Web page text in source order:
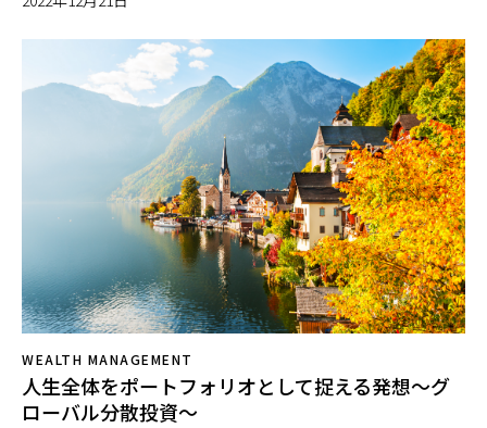
WEALTH MANAGEMENT
人生全体をポートフォリオとして捉える発想～グ
ローバル分散投資～